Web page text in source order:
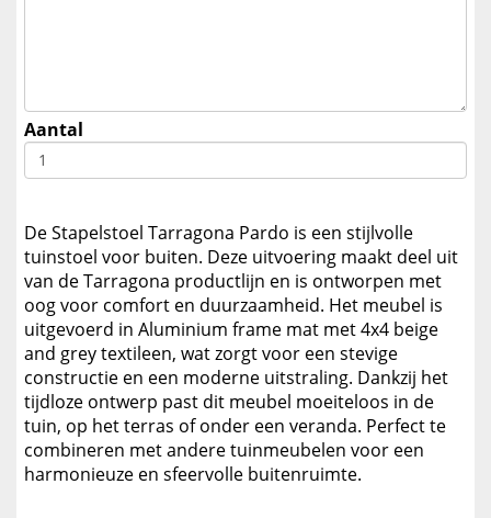
Aantal
De Stapelstoel Tarragona Pardo is een stijlvolle
tuinstoel voor buiten. Deze uitvoering maakt deel uit
van de Tarragona productlijn en is ontworpen met
oog voor comfort en duurzaamheid. Het meubel is
uitgevoerd in Aluminium frame mat met 4x4 beige
and grey textileen, wat zorgt voor een stevige
constructie en een moderne uitstraling. Dankzij het
tijdloze ontwerp past dit meubel moeiteloos in de
tuin, op het terras of onder een veranda. Perfect te
combineren met andere tuinmeubelen voor een
harmonieuze en sfeervolle buitenruimte.